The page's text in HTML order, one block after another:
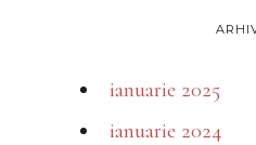
ianuarie 2025
ianuarie 2024